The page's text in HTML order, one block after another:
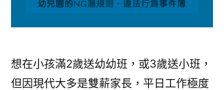
想在小孩滿2歲送幼幼班，或3歲送小班，
但因現代大多是雙薪家長，平日工作極度